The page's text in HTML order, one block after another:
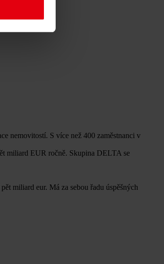
nemovitostí. S více než 400 zaměstnanci v
miliard EUR ročně. Skupina DELTA se
miliard eur. Má za sebou řadu úspěšných